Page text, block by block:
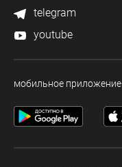
telegram
youtube
мобильное приложение